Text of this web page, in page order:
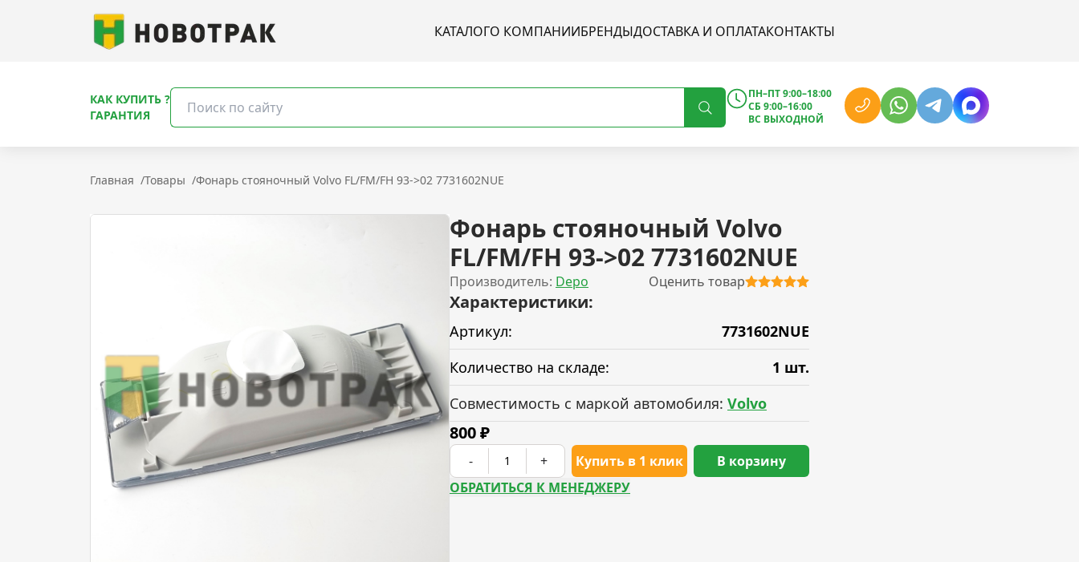
КАТАЛОГО КОМПАНИИБРЕНДЫДОСТАВКА И ОПЛАТАКОНТАКТЫ
КАК КУПИТЬ ?
ГАРАНТИЯ
ПН–ПТ 9:00–18:00
СБ 9:00–16:00
ВС ВЫХОДНОЙ
Главная /Товары /Фонарь стояночный Volvo FL/FM/FH 93->02 7731602NUE
Фонарь стояночный Volvo
FL/FM/FH 93->02 7731602NUE
Производитель: Depo Оценить товар
Характеристики:
Артикул:
7731602NUE
Количество на складе:
1 шт.
Совместимость с маркой автомобиля: Volvo
800₽
- + Купить в 1 клик
В корзину
ОБРАТИТЬСЯ К МЕНЕДЖЕРУ